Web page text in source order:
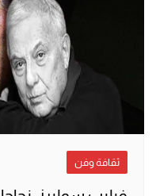
ثقافة وفن